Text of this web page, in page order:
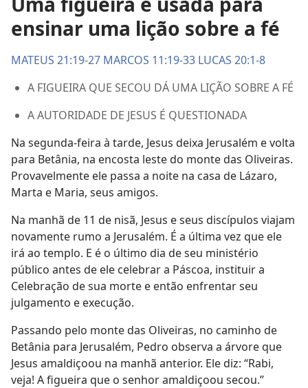
ensinar uma lição sobre a fé
MATEUS 21:19-27 MARCOS 11:19-33 LUCAS 20:1-8
A FIGUEIRA QUE SECOU DÁ UMA LIÇÃO SOBRE A FÉ
A AUTORIDADE DE JESUS É QUESTIONADA
Na segunda-feira à tarde, Jesus deixa Jerusalém e volta
para Betânia, na encosta leste do monte das Oliveiras.
Provavelmente ele passa a noite na casa de Lázaro,
Marta e Maria, seus amigos.
Na manhã de 11 de nisã, Jesus e seus discípulos viajam
novamente rumo a Jerusalém. É a última vez que ele
irá ao templo. E é o último dia de seu ministério
público antes de ele celebrar a Páscoa, instituir a
Celebração de sua morte e então enfrentar seu
julgamento e execução.
Passando pelo monte das Oliveiras, no caminho de
Betânia para Jerusalém, Pedro observa a árvore que
Jesus amaldiçoou na manhã anterior. Ele diz: “Rabi,
veja! A figueira que o senhor amaldiçoou secou.”